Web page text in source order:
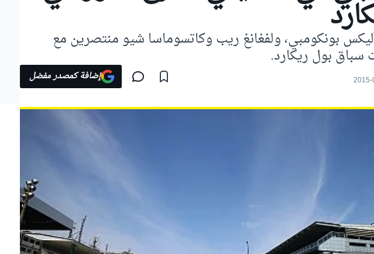
بونكومبي، ولفغانغ ريب وكاتسوماسا شيو منتصرين مع
سباق بول ريكارد.
إضافة كمصدر مفضل